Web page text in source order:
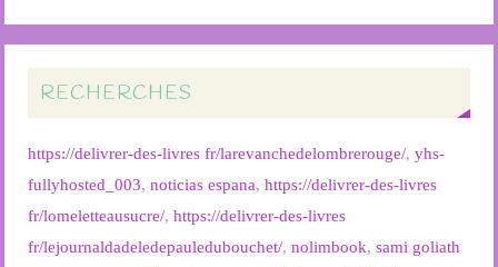
RECHERCHES
https://delivrer-des-livres fr/larevanchedelombrerouge/,yhs-
fullyhosted_003,noticias espana,https://delivrer-des-livres
fr/lomeletteausucre/,https://delivrer-des-livres
fr/lejournaldadeledepauledubouchet/,nolimbook,sami goliath